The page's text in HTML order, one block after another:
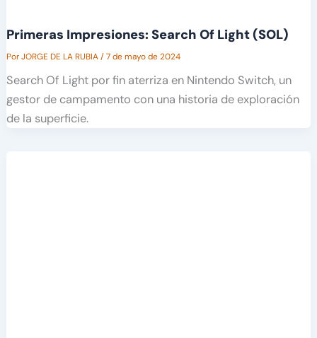
Primeras Impresiones: Search Of Light (SOL)
PorJORGE DE LA RUBIA/7 de mayo de 2024
Search Of Light por fin aterriza en Nintendo Switch, un
gestor de campamento con una historia de exploración
de la superficie.